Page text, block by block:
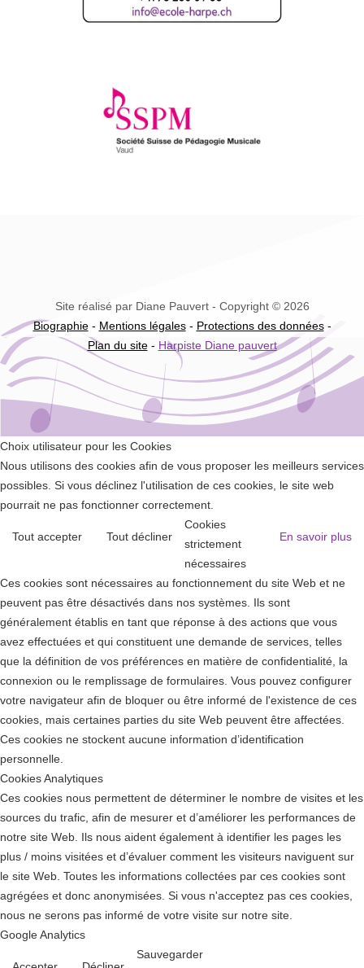
Site réalisé par Diane Pauvert - Copyright © 2026
Biographie- Mentions légales- Protections des données-
Plan du site- Harpiste Diane pauvert
Choix utilisateur pour les Cookies
Nous utilisons des cookies afin de vous proposer les meilleurs services
possibles. Si vous déclinez l'utilisation de ces cookies, le site web
pourrait ne pas fonctionner correctement.
Tout accepter Tout décliner En savoir plus
Cookies
strictement
nécessaires
Ces cookies sont nécessaires au fonctionnement du site Web et ne
peuvent pas être désactivés dans nos systèmes. Ils sont
généralement établis en tant que réponse à des actions que vous
avez effectuées et qui constituent une demande de services, telles
que la définition de vos préférences en matière de confidentialité, la
connexion ou le remplissage de formulaires. Vous pouvez configurer
votre navigateur afin de bloquer ou être informé de l'existence de ces
cookies, mais certaines parties du site Web peuvent être affectées.
Ces cookies ne stockent aucune information d’identification
personnelle.
Cookies Analytiques
Ces cookies nous permettent de déterminer le nombre de visites et les
sources du trafic, afin de mesurer et d’améliorer les performances de
notre site Web. Ils nous aident également à identifier les pages les
plus / moins visitées et d’évaluer comment les visiteurs naviguent sur
le site Web. Toutes les informations collectées par ces cookies sont
agrégées et donc anonymisées. Si vous n'acceptez pas ces cookies,
nous ne serons pas informé de votre visite sur notre site.
Google Analytics
Sauvegarder